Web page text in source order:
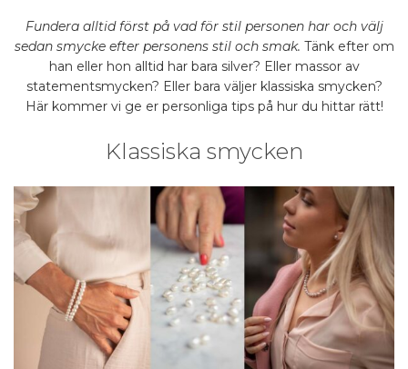
Fundera alltid först på vad för stil personen har och välj
sedan smycke efter personens stil och smak. Tänk efter om
han eller hon alltid har bara silver? Eller massor av
statementsmycken? Eller bara väljer klassiska smycken?
Här kommer vi ge er personliga tips på hur du hittar rätt!
Klassiska smycken